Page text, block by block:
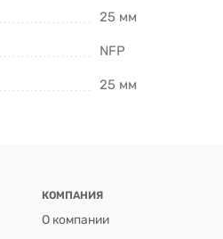
25 мм
NFP
25 мм
КОМПАНИЯ
О компании